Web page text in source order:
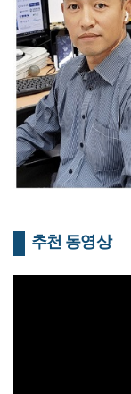
추천 동영상